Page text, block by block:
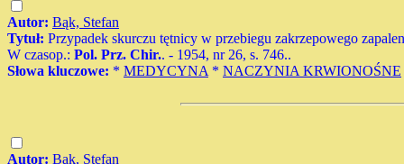
Autor: Bąk, Stefan
Tytuł: Przypadek skurczu tętnicy w przebiegu zakrzepowego
W czasop.: Pol. Prz. Chir.. - 1954, nr 26, s. 746..
Słowa kluczowe: * MEDYCYNA * NACZYNIA KRWIONOŚNE
Autor: Bąk, Stefan